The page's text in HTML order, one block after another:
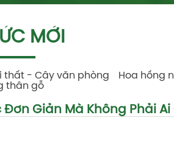
MỚI
thất - Cây văn phòng Hoa hồng
thân gỗ
Giản Mà Không Phải